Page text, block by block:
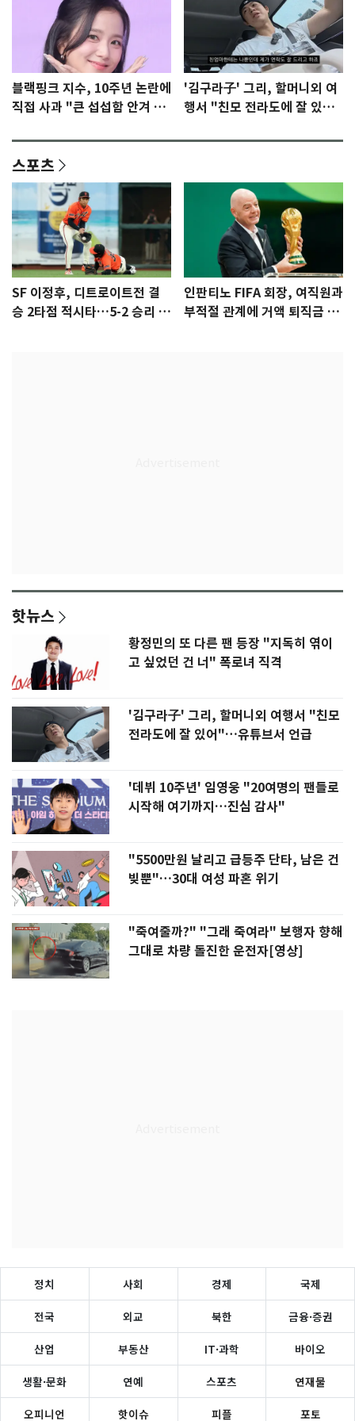
블랙핑크 지수, 10주년 논란에
직접 사과 "큰 섭섭함 안겨 미
'김구라子' 그리, 할머니외 여
행서 "친모 전라도에 잘 있
스포츠
SF 이정후, 디트로이트전 결
승 2타점 적시타…5-2 승리 견
인판티노 FIFA 회장, 여직원과
부적절 관계에 거액 퇴직금 지
핫뉴스
황정민의 또 다른 팬 등장 "지독히 엮이
고 싶었던 건 너" 폭로녀 직격
'김구라子' 그리, 할머니외 여행서 "친모
전라도에 잘 있어"…유튜브서 언급
'데뷔 10주년' 임영웅 "20여명의 팬들로
시작해 여기까지…진심 감사"
"5500만원 날리고 급등주 단타, 남은 건
빚뿐"…30대 여성 파혼 위기
"죽여줄까?" "그래 죽여라" 보행자 향해
그대로 차량 돌진한 운전자[영상]
정치 사회 경제 국제
전국 외교 북한 금융·증권
산업 부동산 IT·과학 바이오
생활·문화 연예 스포츠 연재물
오피니언 핫이슈 피플 포토